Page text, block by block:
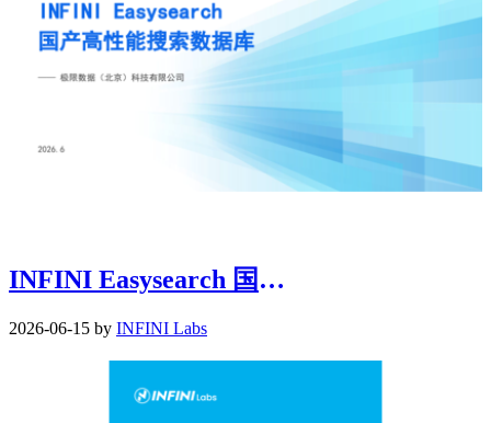
INFINI Easysearch 国产高性能搜索数据库
2026-06-15 by INFINI Labs